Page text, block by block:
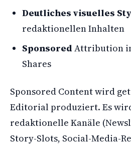
Deutliches visuelles
redaktionellen Inhalten
Sponsored Attribution
Shares
Sponsored Content wird
Editorial produziert. Es
redaktionelle Kanäle
Story-Slots, Social-Media-